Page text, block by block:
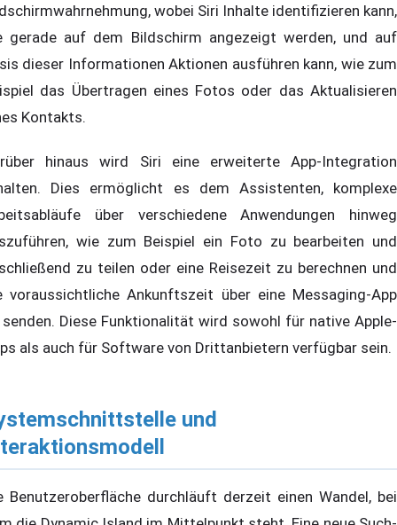
wobei Siri Inhalte identifizieren kann,
gerade auf dem Bildschirm angezeigt werden, und auf
dieser Informationen Aktionen ausführen kann, wie zum
das Übertragen eines Fotos oder das Aktualisieren
Kontakts.
hinaus wird Siri eine erweiterte App-Integration
Dies ermöglicht es dem Assistenten, komplexe
über verschiedene Anwendungen hinweg
wie zum Beispiel ein Foto zu bearbeiten und
zu teilen oder eine Reisezeit zu berechnen und
voraussichtliche Ankunftszeit über eine Messaging-App
Diese Funktionalität wird sowohl für native Apple-
als auch für Software von Drittanbietern verfügbar sein.
und
Benutzeroberfläche durchläuft derzeit einen Wandel, bei